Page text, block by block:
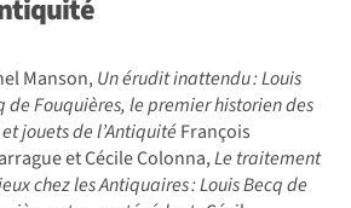
Manson,Un érudit inattendu: Louis
de Fouquières, le premier historien des
jouets de l’AntiquitéFrançois
et Cécile Colonna,Le traitement
chez les Antiquaires: Louis Becq de